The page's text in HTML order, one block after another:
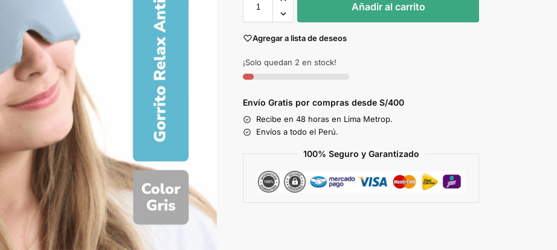
Añadir al carrito
Agregar a lista de deseos
¡Solo quedan 2 en stock!
Envío Gratis por compras desde S/400
Recibe en 48 horas en Lima Metrop.
Envíos a todo el Perú.
100% Seguro y Garantizado